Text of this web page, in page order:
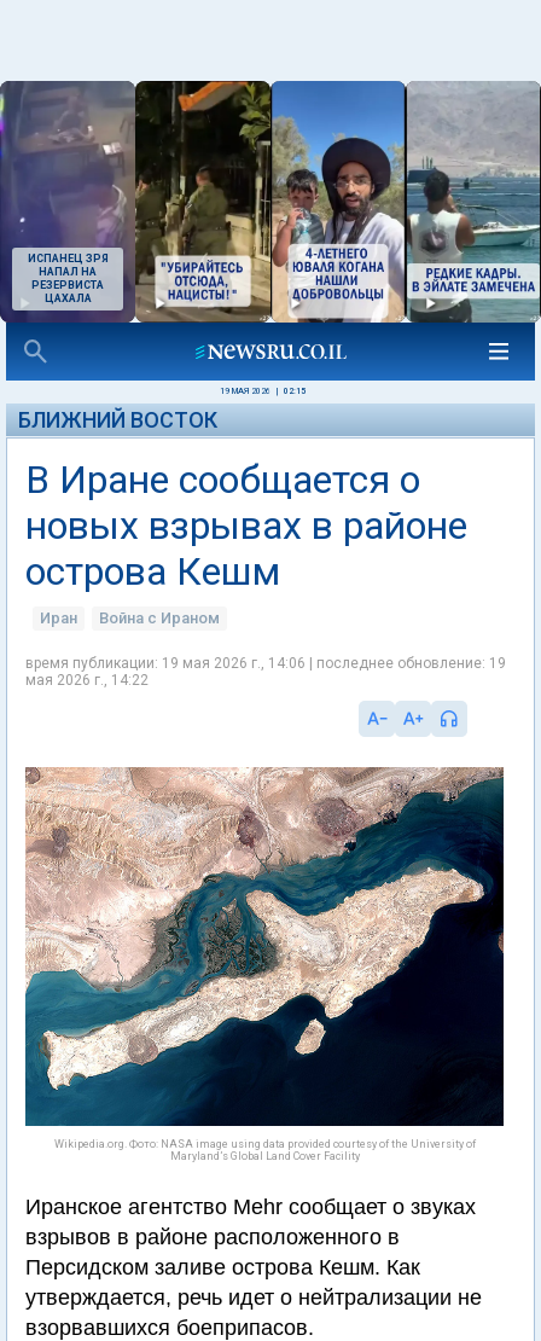
ИСПАНЕЦ ЗРЯ
НАПАЛ НА
РЕЗЕРВИСТА
ЦАХАЛА
19 МАЯ 2026 02:15
БЛИЖНИЙ ВОСТОК
В Иране сообщается о
новых взрывах в районе
острова Кешм
Иран Война с Ираном
время публикации: 19 мая 2026 г., 14:06 | последнее обновление: 19
мая 2026 г., 14:22
Wikipedia.org. Фото: NASA image using data provided courtesy of the University of
Maryland’s Global Land Cover Facility
Иранское агентство Mehr сообщает о звуках
взрывов в районе расположенного в
Персидском заливе острова Кешм. Как
утверждается, речь идет о нейтрализации не
взорвавшихся боеприпасов.